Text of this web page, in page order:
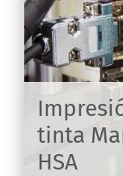
tinta
HSA